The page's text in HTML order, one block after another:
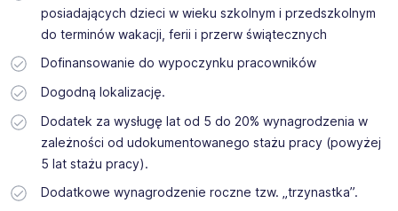
posiadających dzieci w wieku szkolnym i przedszkolnym
do terminów wakacji, ferii i przerw świątecznych
Dofinansowanie do wypoczynku pracowników
Dogodną lokalizację.
Dodatek za wysługę lat od 5 do 20% wynagrodzenia w
zależności od udokumentowanego stażu pracy (powyżej
5 lat stażu pracy).
Dodatkowe wynagrodzenie roczne tzw. „trzynastka”.